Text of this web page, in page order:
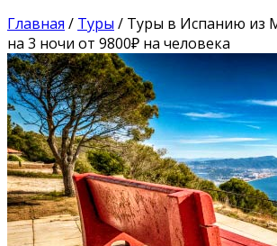
Главная / Туры / Туры в Испанию из
на 3 ночи от 9800₽ на человека